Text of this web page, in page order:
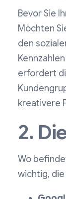
Bevor Sie
Möchten
den
erfordert
kreativere
2.
Wo
wichtig,